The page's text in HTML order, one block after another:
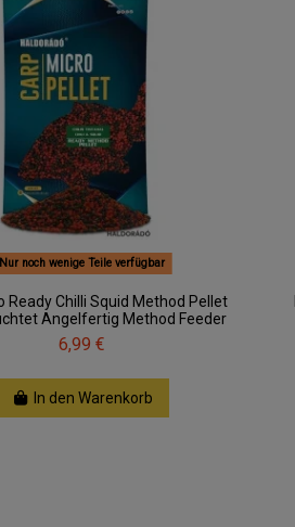
Nur noch wenige Teile verfügbar
Ready Chilli Squid Method Pellet
Angelfertig Method Feeder
6,99 €
In den Warenkorb